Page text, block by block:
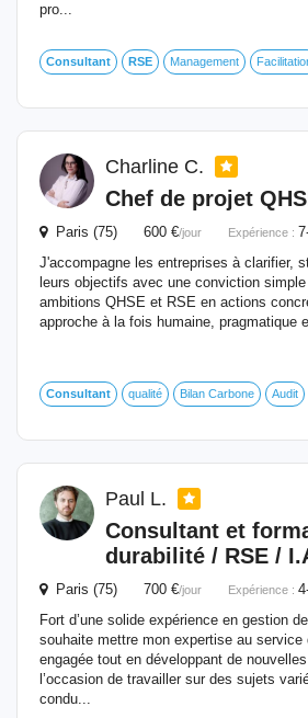
pro...
Consultant RSE Management
Charline C.
Chef de projet
Paris (75) 600 €/jour Expérience :
J'accompagne les entreprises à clarifier,
leurs objectifs avec une conviction
ambitions QHSE et RSE en actions
approche à la fois humaine, pragmatique
Consultant qualité Bilan Carbone Audit
Paul L.
Consultant et
durabilité / RSE /
Paris (75) 700 €/jour Expérience :
Fort d’une solide expérience en gestion
souhaite mettre mon expertise au service
engagée tout en développant de
l’occasion de travailler sur des sujets
condu...